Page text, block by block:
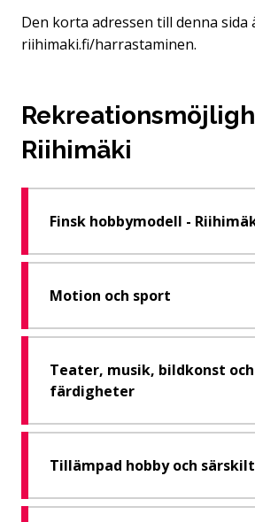
Den korta adressen till denna sida
riihimaki.fi/harrastaminen.
Riihimäki
Finsk hobbymodell -
Motion och sport
Teater, musik, bildkonst
färdigheter
Tillämpad hobby och